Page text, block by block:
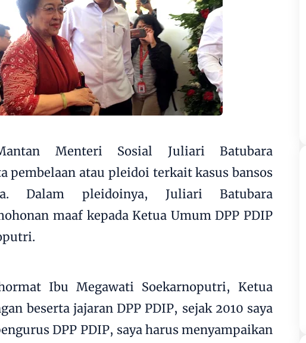
Menteri Sosial Juliari Batubara
pembelaan atau pleidoi terkait kasus bansos
Dalam pleidoinya, Juliari Batubara
maaf kepada Ketua Umum DPP PDIP
Ibu Megawati Soekarnoputri, Ketua
beserta jajaran DPP PDIP, sejak 2010 saya
DPP PDIP, saya harus menyampaikan